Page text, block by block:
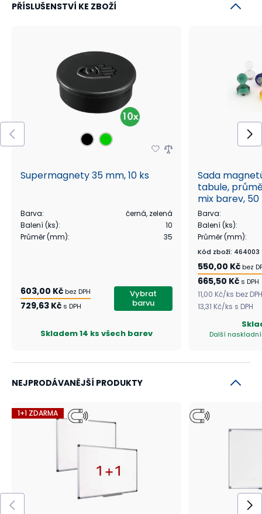
PŘÍSLUŠENSTVÍ KE ZBOŽÍ
Supermagnety 35 mm, 10 ks
Barva:
černá, zelená
Balení (ks):
10
Průměr (mm): 35
603,00 Kčbez DPH
729,63 Kč s DPH
Vybrat
barvu
Skladem14 ks všech barev
Sada
tabule,
mix barev, 50
Barva:
Balení (ks):
Průměr (mm):
Kód zboží: 464003
550,00 Kčbez
665,50 Kč s DPH
11,00 Kč/ks bez DPH
13,31 Kč/ks s DPH
Další
NEJPRODÁVANĚJŠÍ PRODUKTY
1+1 ZDARMA